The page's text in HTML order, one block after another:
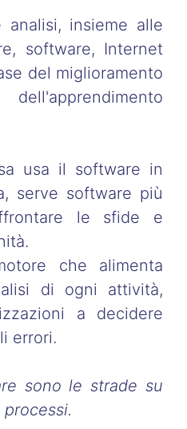
insieme alle
software, Internet
del miglioramento
usa il software in
serve software più
le sfide e
che alimenta
di ogni attività,
a decidere
errori.
sono le strade su